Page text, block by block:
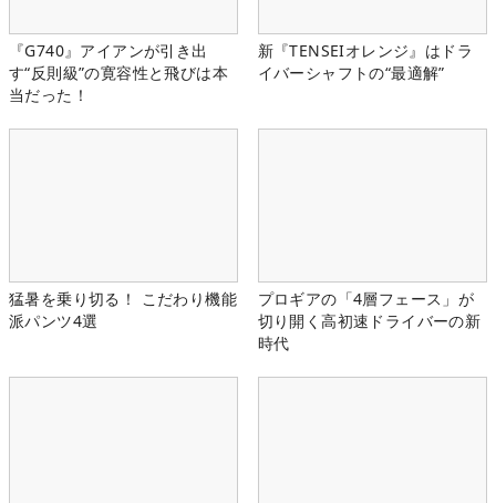
『G740』アイアンが引き出
す“反則級”の寛容性と飛びは本
当だった！
新『TENSEIオレンジ』はドラ
イバーシャフトの“最適解”
猛暑を乗り切る！ こだわり機能
派パンツ4選
プロギアの「4層フェース」が
切り開く高初速ドライバーの新
時代